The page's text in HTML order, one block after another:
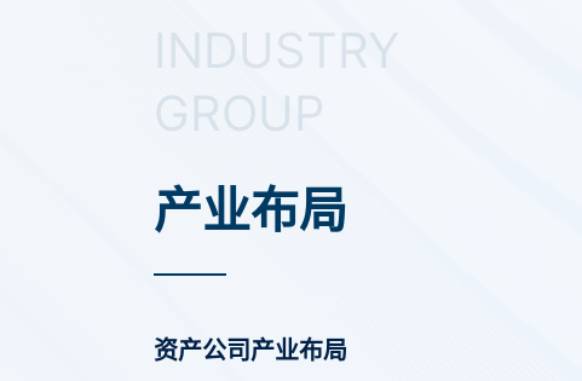
INDUSTRY
GROUP
产业布局
资产公司产业布局
广东省高教建筑规
划设计院有限公司